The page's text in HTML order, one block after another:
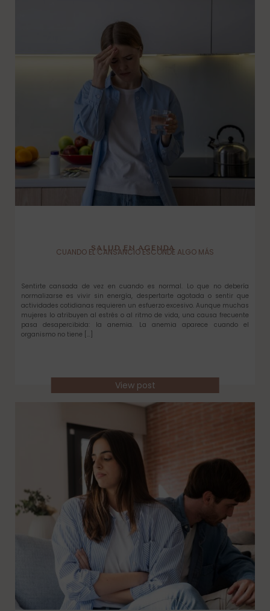
SALUD EN AGENDA
CUANDO EL CANSANCIO ESCONDE ALGO MÁS
Sentirte cansada de vez en cuando es normal. Lo que no debería
normalizarse es vivir sin energía, despertarte agotada o sentir que
actividades cotidianas requieren un esfuerzo excesivo. Aunque muchas
mujeres lo atribuyen al estrés o al ritmo de vida, una causa frecuente
pasa desapercibida: la anemia. La anemia aparece cuando el
organismo no tiene […]
View post